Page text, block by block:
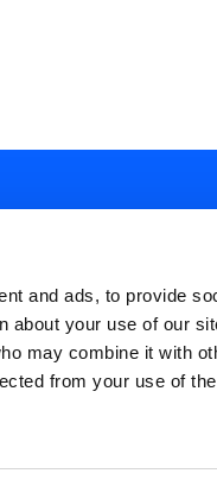
and ads, to provide
about your use of our
may combine it with
from your use of
Terms and